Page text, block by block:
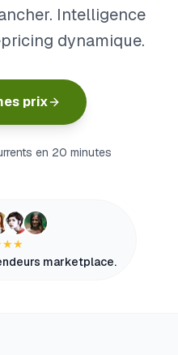
Démo
Intelligence
dynamique.
prix
en 20 minutes
marketplace.